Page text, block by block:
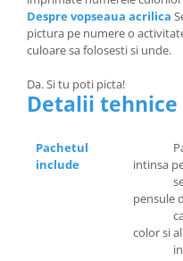
Despre vopseaua acrilica
pictura pe numere o
culoare sa folosesti si unde.
Da. Si tu poti picta!
Detalii tehnice
Pachetul
include
intinsa
setul
pensule
color si